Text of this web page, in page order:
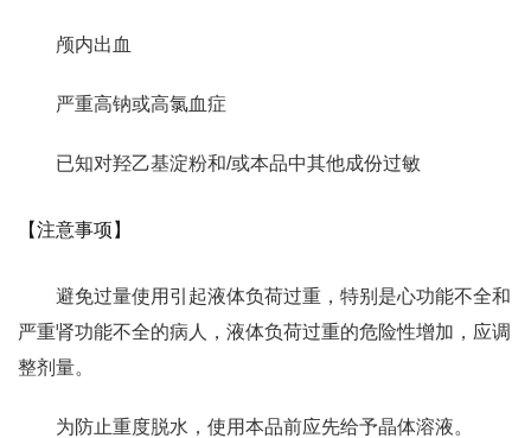
颅内出血
严重高钠或高氯血症
已知对羟乙基淀粉和/或本品中其他成份过敏
【注意事项】
避免过量使用引起液体负荷过重，特别是心功能不全和
严重肾功能不全的病人，液体负荷过重的危险性增加，应调
整剂量。
为防止重度脱水，使用本品前应先给予晶体溶液。